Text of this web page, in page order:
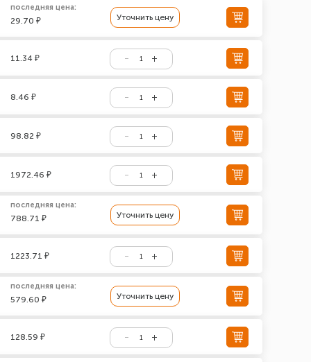
последняя цена:
29.70 ₽ Уточнить цену
11.34 ₽
8.46 ₽
98.82 ₽
1972.46 ₽
последняя цена:
788.71 ₽ Уточнить цену
1223.71 ₽
последняя цена:
579.60 ₽ Уточнить цену
128.59 ₽